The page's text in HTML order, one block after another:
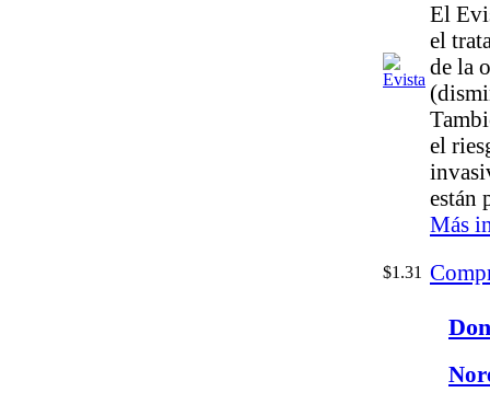
El
el
de la
el
están
Más
$1.31